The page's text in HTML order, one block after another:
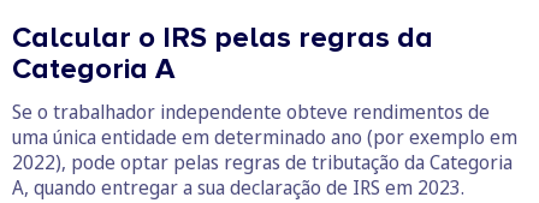
Calcular o IRS pelas regras da
Categoria A
Se o trabalhador independente obteve rendimentos de
uma única entidade em determinado ano (por exemplo em
2022), pode optar pelas regras de tributação da Categoria
A, quando entregar a sua declaração de IRS em 2023.